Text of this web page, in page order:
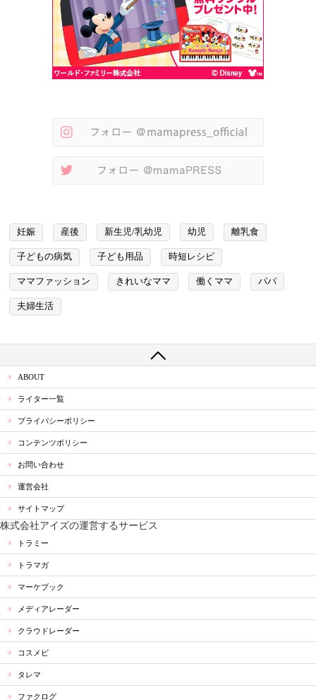
妊娠 産後 新生児/乳幼児 幼児 離乳食
子どもの病気 子ども用品 時短レシピ
ママファッション きれいなママ 働くママ パパ
夫婦生活
ABOUT
ライター一覧
プライバシーポリシー
コンテンツポリシー
お問い合わせ
運営会社
サイトマップ
株式会社アイズの運営するサービス
トラミー
トラマガ
マーケブック
メディアレーダー
クラウドレーダー
コスメビ
タレマ
ファクログ